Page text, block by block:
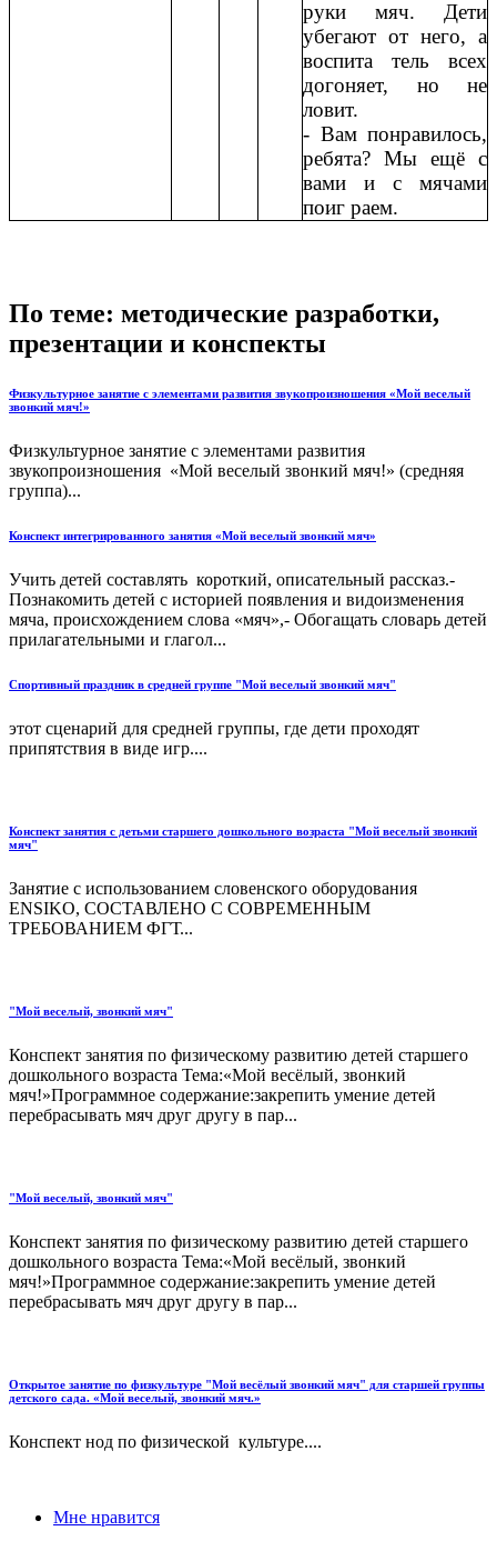
руки мяч. Дети
убегают от него, а
воспита тель всех
догоняет, но не
ловит.
- Вам понравилось,
ребята? Мы ещё с
вами и с мячами
поиг раем.
По теме: методические разработки,
презентации и конспекты
Физкультурное занятие с элементами развития звукопроизношения «Мой веселый
звонкий мяч!»
Физкультурное занятие с элементами развития
звукопроизношения «Мой веселый звонкий мяч!» (средняя
группа)...
Конспект интегрированного занятия «Мой веселый звонкий мяч»
Учить детей составлять короткий, описательный рассказ.-
Познакомить детей с историей появления и видоизменения
мяча, происхождением слова «мяч»,- Обогащать словарь детей
прилагательными и глагол...
Спортивный праздник в средней группе "Мой веселый звонкий мяч"
этот сценарий для средней группы, где дети проходят
припятствия в виде игр....
Конспект занятия с детьми старшего дошкольного возраста "Мой веселый звонкий
мяч"
Занятие с использованием словенского оборудования
ENSIKO, СОСТАВЛЕНО С СОВРЕМЕННЫМ
ТРЕБОВАНИЕМ ФГТ...
"Мой веселый, звонкий мяч"
Конспект занятия по физическому развитию детей старшего
дошкольного возраста Тема:«Мой весёлый, звонкий
мяч!»Программное содержание:закрепить умение детей
перебрасывать мяч друг другу в пар...
"Мой веселый, звонкий мяч"
Конспект занятия по физическому развитию детей старшего
дошкольного возраста Тема:«Мой весёлый, звонкий
мяч!»Программное содержание:закрепить умение детей
перебрасывать мяч друг другу в пар...
Открытое занятие по физкультуре "Мой весёлый звонкий мяч" для старшей группы
детского сада. «Мой веселый, звонкий мяч.»
Конспект нод по физической культуре....
Мне нравится